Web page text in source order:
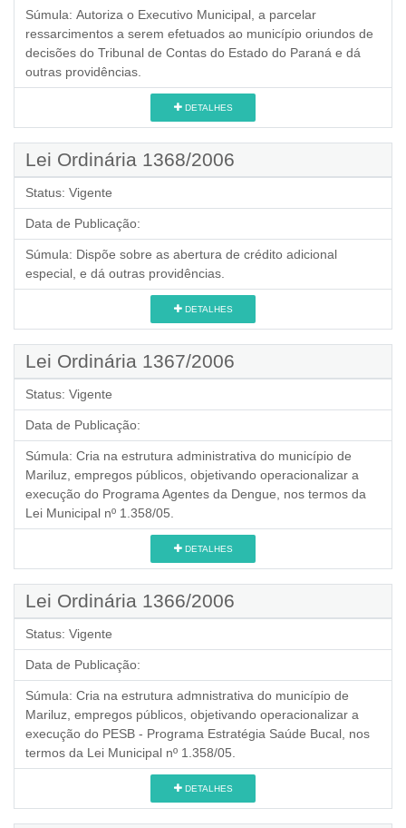
Súmula: Autoriza o Executivo Municipal, a parcelar
ressarcimentos a serem efetuados ao município oriundos de
decisões do Tribunal de Contas do Estado do Paraná e dá
outras providências.
DETALHES
Lei Ordinária 1368/2006
Status: Vigente
Data de Publicação:
Súmula: Dispõe sobre as abertura de crédito adicional
especial, e dá outras providências.
DETALHES
Lei Ordinária 1367/2006
Status: Vigente
Data de Publicação:
Súmula: Cria na estrutura administrativa do município de
Mariluz, empregos públicos, objetivando operacionalizar a
execução do Programa Agentes da Dengue, nos termos da
Lei Municipal nº 1.358/05.
DETALHES
Lei Ordinária 1366/2006
Status: Vigente
Data de Publicação:
Súmula: Cria na estrutura admnistrativa do município de
Mariluz, empregos públicos, objetivando operacionalizar a
execução do PESB - Programa Estratégia Saúde Bucal, nos
termos da Lei Municipal nº 1.358/05.
DETALHES